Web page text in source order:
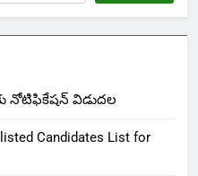
నోటిఫికేషన్ విడుదల
Candidates List for